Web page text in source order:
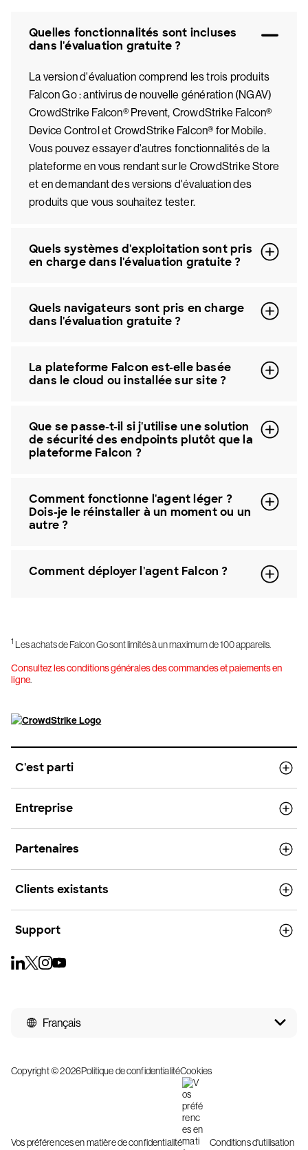
Quelles fonctionnalités sont incluses
dans l'évaluation gratuite ?
La version d'évaluation comprend les trois produits
Falcon Go : antivirus de nouvelle génération (NGAV)
CrowdStrike Falcon® Prevent, CrowdStrike Falcon®
Device Control et CrowdStrike Falcon® for Mobile.
Vous pouvez essayer d'autres fonctionnalités de la
plateforme en vous rendant sur le CrowdStrike Store
et en demandant des versions d'évaluation des
produits que vous souhaitez tester.
Quels systèmes d'exploitation sont pris
en charge dans l'évaluation gratuite ?
Quels navigateurs sont pris en charge
dans l'évaluation gratuite ?
La plateforme Falcon est-elle basée
dans le cloud ou installée sur site ?
Que se passe-t-il si j'utilise une solution
de sécurité des endpoints plutôt que la
plateforme Falcon ?
Comment fonctionne l'agent léger ?
Dois-je le réinstaller à un moment ou un
autre ?
Comment déployer l'agent Falcon ?
1 Les achats de Falcon Go sont limités à un maximum de 100 appareils.
Consultez les conditions générales des commandes et paiements en
ligne.
C'est parti
Entreprise
Partenaires
Clients existants
Support
Français
Copyright © 2026Politique de confidentialitéCookies
Vos préférences en matière de confidentialité Conditions d'utilisation